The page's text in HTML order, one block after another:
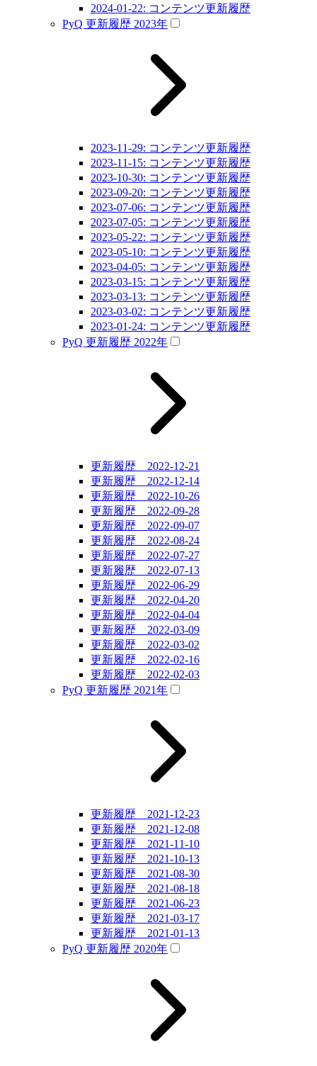
2024-01-22: コンテンツ更新履歴
PyQ 更新履歴 2023年
2023-11-29: コンテンツ更新履歴
2023-11-15: コンテンツ更新履歴
2023-10-30: コンテンツ更新履歴
2023-09-20: コンテンツ更新履歴
2023-07-06: コンテンツ更新履歴
2023-07-05: コンテンツ更新履歴
2023-05-22: コンテンツ更新履歴
2023-05-10: コンテンツ更新履歴
2023-04-05: コンテンツ更新履歴
2023-03-15: コンテンツ更新履歴
2023-03-13: コンテンツ更新履歴
2023-03-02: コンテンツ更新履歴
2023-01-24: コンテンツ更新履歴
PyQ 更新履歴 2022年
更新履歴 2022-12-21
更新履歴 2022-12-14
更新履歴 2022-10-26
更新履歴 2022-09-28
更新履歴 2022-09-07
更新履歴 2022-08-24
更新履歴 2022-07-27
更新履歴 2022-07-13
更新履歴 2022-06-29
更新履歴 2022-04-20
更新履歴 2022-04-04
更新履歴 2022-03-09
更新履歴 2022-03-02
更新履歴 2022-02-16
更新履歴 2022-02-03
PyQ 更新履歴 2021年
更新履歴 2021-12-23
更新履歴 2021-12-08
更新履歴 2021-11-10
更新履歴 2021-10-13
更新履歴 2021-08-30
更新履歴 2021-08-18
更新履歴 2021-06-23
更新履歴 2021-03-17
更新履歴 2021-01-13
PyQ 更新履歴 2020年